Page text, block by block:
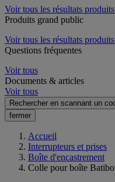
Voir tous les résultats
Produits grand public
Voir tous les résultats
Questions fréquentes
Voir tous
Documents & articles
Voir tous
Rechercher en scannant un
fermer
Accueil
Interrupteurs et prises
Boîte d'encastrement
Colle pour boîte